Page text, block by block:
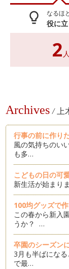
lightbulb_outline なるほ
役に
2 人
Archives /
行事の前に作り
風の気持ちのい
も多…
こどもの日の可
新生活が始まり
100均グッズで
この春から新入
うか？ …
卒園のシーズン
3月も半ばにな
で最…